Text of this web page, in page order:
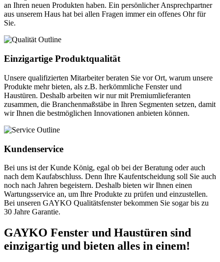
an Ihren neuen Produkten haben. Ein persönlicher Ansprechpartner
aus unserem Haus hat bei allen Fragen immer ein offenes Ohr für
Sie.
Einzigartige Produktqualität
Unsere qualifizierten Mitarbeiter beraten Sie vor Ort, warum unsere
Produkte mehr bieten, als z.B. herkömmliche Fenster und
Haustüren. Deshalb arbeiten wir nur mit Premiumlieferanten
zusammen, die Branchenmaßstäbe in Ihren Segmenten setzen, damit
wir Ihnen die bestmöglichen Innovationen anbieten können.
Kundenservice
Bei uns ist der Kunde König, egal ob bei der Beratung oder auch
nach dem Kaufabschluss. Denn Ihre Kaufentscheidung soll Sie auch
noch nach Jahren begeistern. Deshalb bieten wir Ihnen einen
Wartungsservice an, um Ihre Produkte zu prüfen und einzustellen.
Bei unseren GAYKO Qualitätsfenster bekommen Sie sogar bis zu
30 Jahre Garantie.
GAYKO Fenster und Haustüren sind
einzigartig und bieten alles in einem!